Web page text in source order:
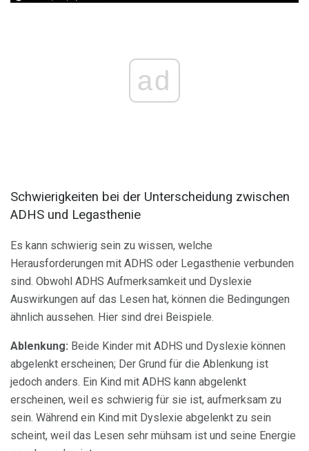
ad
Schwierigkeiten bei der Unterscheidung zwischen
ADHS und Legasthenie
Es kann schwierig sein zu wissen, welche
Herausforderungen mit ADHS oder Legasthenie verbunden
sind. Obwohl ADHS Aufmerksamkeit und Dyslexie
Auswirkungen auf das Lesen hat, können die Bedingungen
ähnlich aussehen. Hier sind drei Beispiele.
Ablenkung: Beide Kinder mit ADHS und Dyslexie können
abgelenkt erscheinen; Der Grund für die Ablenkung ist
jedoch anders. Ein Kind mit ADHS kann abgelenkt
erscheinen, weil es schwierig für sie ist, aufmerksam zu
sein. Während ein Kind mit Dyslexie abgelenkt zu sein
scheint, weil das Lesen sehr mühsam ist und seine Energie